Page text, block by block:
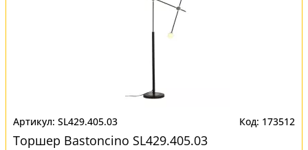
SL429.405.03 173512
Торшер Bastoncino SL429.405.03